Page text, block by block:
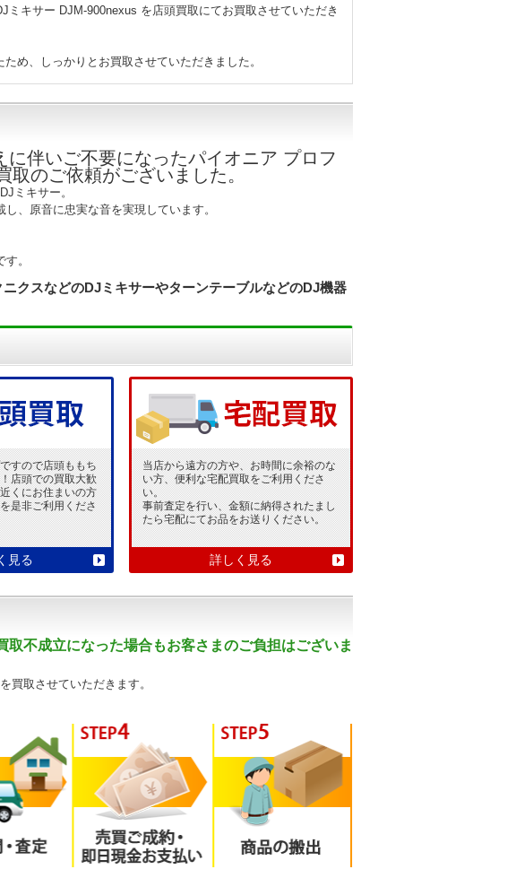
キサー DJM-900nexus を店頭買取にてお買取させていただき
め、しっかりとお買取させていただきました。
伴いご不要になったパイオニア プロフ
のご依頼がございました。
ミキサー。
、原音に忠実な音を実現しています。
。
クスなどのDJミキサーやターンテーブルなどのDJ機器
すので店頭ももち
店頭での買取大歓
くにお住まいの方
是非ご利用くださ
見る
当店から遠方の方や、お時間に余裕のな
い方、便利な宅配買取をご利用くださ
い。
事前査定を行い、金額に納得されたまし
たら宅配にてお品をお送りください。
詳しく見る
不成立になった場合もお客さまのご負担はございま
買取させていただきます。